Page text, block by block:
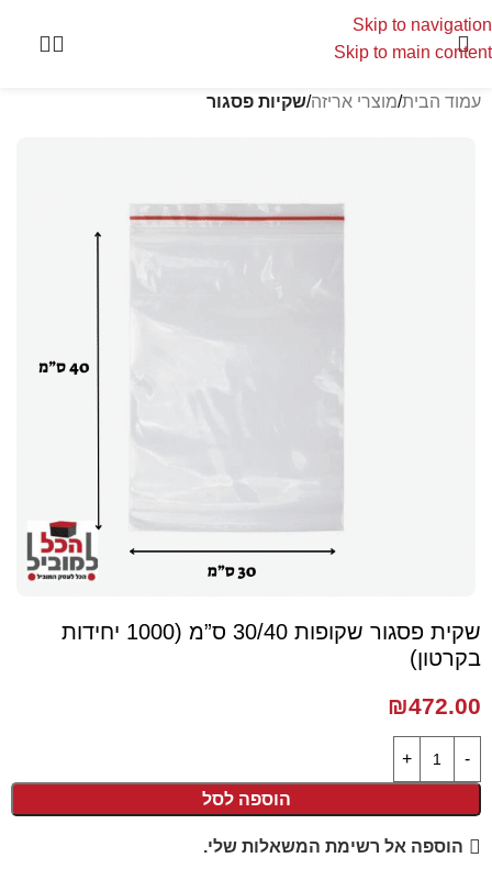
Skip to navigation
Skip to main content
עמוד הבית מוצרי אריזה שקיות פסגור
שקית פסגור שקופות 30/40 ס”מ (1000 יחידות
בקרטון)
₪472.00
הוספה לסל
הוספה אל רשימת המשאלות שלי.